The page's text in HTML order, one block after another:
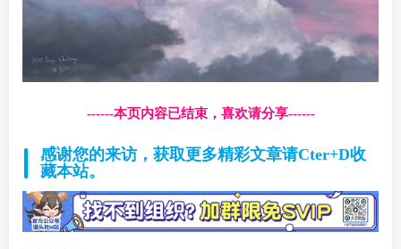
------本页内容已结束，喜欢请分享------
感谢您的来访，获取更多精彩文章请Cter+D收
藏本站。